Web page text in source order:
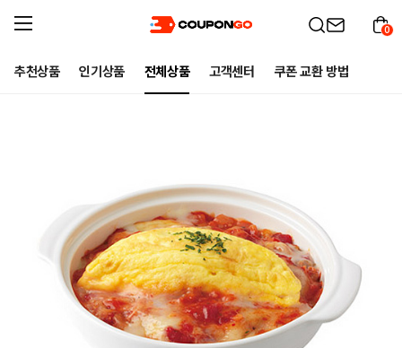
추천상품 인기상품 전체상품 고객센터 쿠폰 교환 방법
0